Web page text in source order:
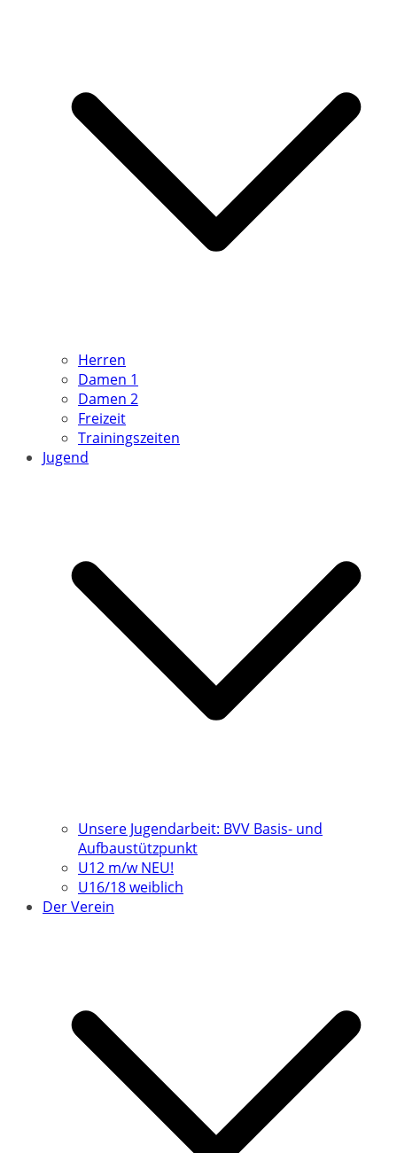
Herren
Damen 1
Damen 2
Freizeit
Trainingszeiten
Jugend
Unsere Jugendarbeit: BVV Basis- und
Aufbaustützpunkt
U12 m/w NEU!
U16/18 weiblich
Der Verein